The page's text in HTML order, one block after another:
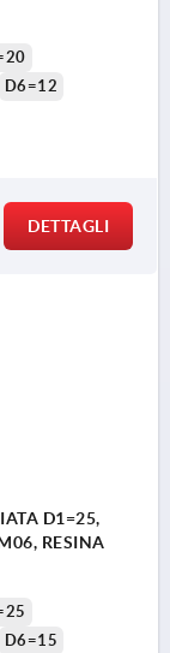
D6=12
DETTAGLI
D1=25,
RESINA
D6=15